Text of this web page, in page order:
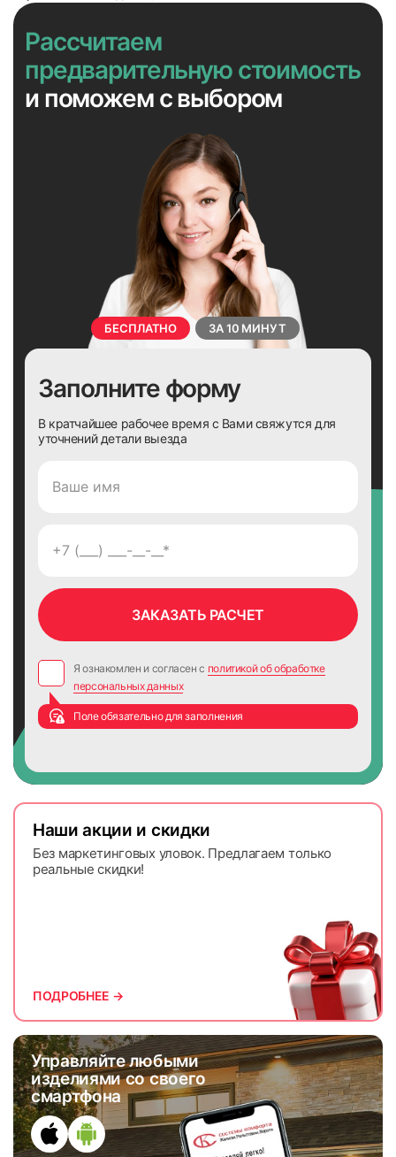
Управляйте любыми
изделиями со своего
смартфона
Наши акции и скидки
Без маркетинговых уловок. Предлагаем только
реальные скидки!
ПОДРОБНЕЕ →
БЕСПЛАТНО ЗА 10 МИНУТ
Рассчитаем
предварительную стоимость
и поможем с выбором
Заполните форму
В кратчайшее рабочее время с Вами свяжутся для
уточнений детали выезда
Я ознакомлен и согласен с политикой об обработке
персональных данных
Поле обязательно для заполнения